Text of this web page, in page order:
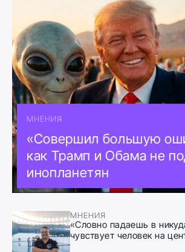
МНЕНИЯ
«Совершил большую
как Трамп и Обама не
инопланетян
МНЕНИЯ
«Словно падаешь в
чувствует человек на